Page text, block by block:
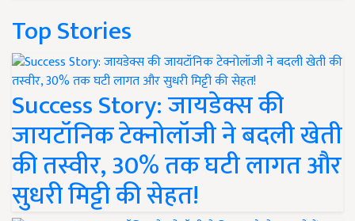
Top Stories
Success Story: जायडेक्स की
जायटॉनिक टेक्नोलॉजी ने बदली खेती
की तस्वीर, 30% तक घटी लागत और
सुधरी मिट्टी की सेहत!